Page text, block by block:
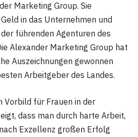
Marketing Group. Sie
in das Unternehmen und
führenden Agenturen des
Alexander Marketing Group hat
Auszeichnungen gewonnen
Arbeitgeber des Landes.
Vorbild für Frauen in der
dass man durch harte Arbeit,
Exzellenz großen Erfolg